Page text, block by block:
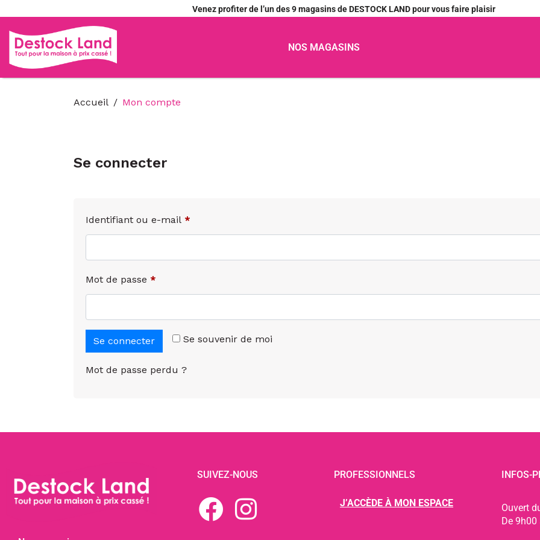
Venez profiter de l’un des 9 magasins de DESTOCK LAND pour vous faire plaisir
NOS MAGASINS
Accueil Mon compte
Se connecter
Identifiant ou e-mail *
Mot de passe *
Se souvenir de moi
Se connecter
Mot de passe perdu ?
SUIVEZ-NOUS PROFESSIONNELS
J’ACCÈDE À MON ESPACE
INFOS-
Ouvert
De